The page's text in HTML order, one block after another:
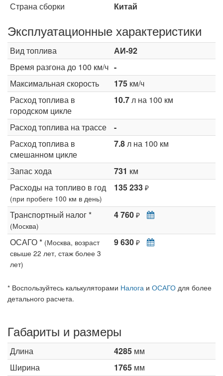
Страна сборки
Китай
Эксплуатационные характеристики
Вид топлива
АИ-92
Время разгона до 100 км/ч -
Максимальная скорость
175 км/ч
Расход топлива в
городском цикле
10.7л на 100 км
Расход топлива на трассе
-
Расход топлива в
смешанном цикле
7.8л на 100 км
Запас хода 731 км
Расходы на топливо в год
(при пробеге 100 км в день)
135 233 ₽
Транспортный налог *
(Москва)
4 760 ₽
ОСАГО * (Москва, возраст
свыше 22 лет, стаж более 3
лет)
9 630 ₽
* Воспользуйтесь калькуляторами Налога и ОСАГО для более
детального расчета.
Габариты и размеры
Длина 4285 мм
Ширина
1765 мм